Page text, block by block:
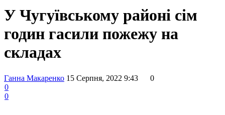
У Чугуївському районі сім
годин гасили пожежу на
складах
Ганна Макаренко 15 Серпня, 2022 9:43
0
0
0